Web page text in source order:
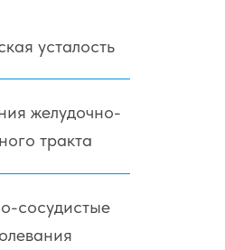
усталость
желудочно-
тракта
сосудистые